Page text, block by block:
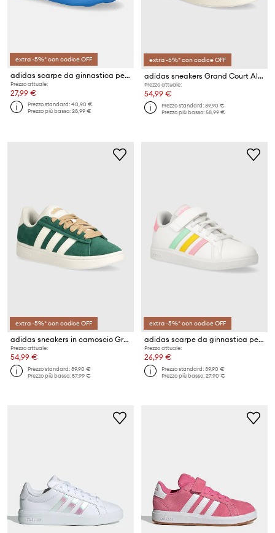
extra -5%* con codice OFF
adidas scarpe da ginnastica per bambini GRAND COURT SPIDER-MAN
Prezzo attuale:
27,99 €
Prezzo standard:40,90 €
Prezzo più basso:28,99 €
extra -5%* con codice OFF
adidas sneakers Grand Court Alpha
Prezzo attuale:
54,99 €
Prezzo standard:89,90 €
Prezzo più basso:58,99 €
extra -5%* con codice OFF
adidas sneakers in camoscio Grand Court Alpha
Prezzo attuale:
54,99 €
Prezzo standard:89,90 €
Prezzo più basso:57,99 €
extra -5%* con codice OFF
adidas scarpe da ginnastica per bambini GRAND COURT 2.0 EL K
Prezzo attuale:
26,99 €
Prezzo standard:39,90 €
Prezzo più basso:27,90 €